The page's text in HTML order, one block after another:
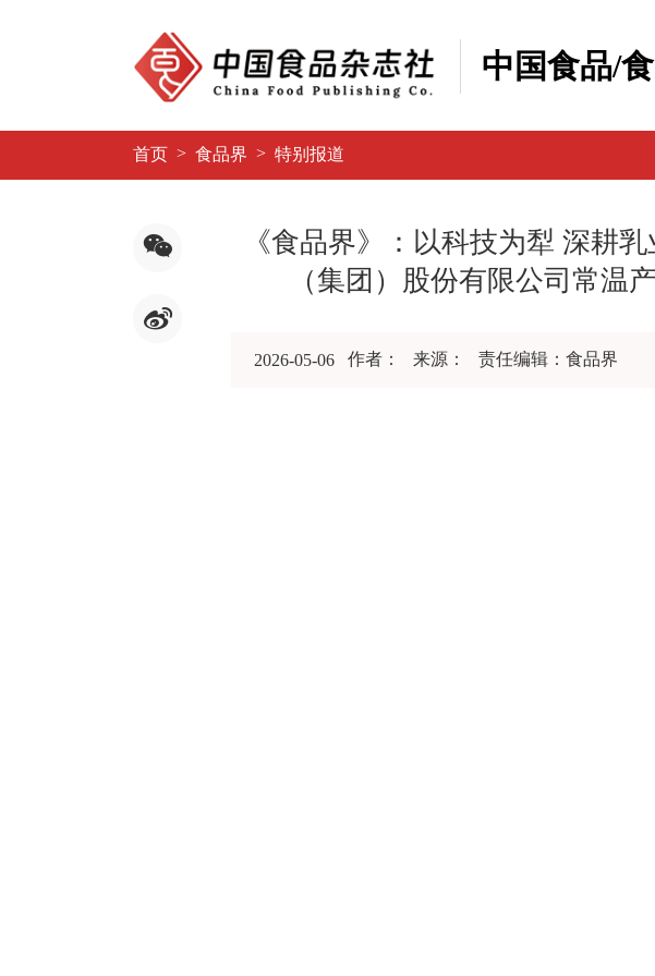
中国食品/
首页 > 食品界 > 特别报道
《食品界》：以科技为犁 深耕
（集团）股份有限公司常温
2026-05-06 作者： 来源： 责任编辑：食品界